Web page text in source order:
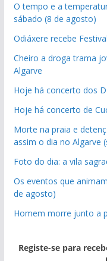
O tempo e a
sábado (8 de agosto)
Odiáxere recebe
Cheiro a droga trama
Algarve
Hoje há concerto dos
Hoje há concerto de
Morte na praia e
assim o dia no Algarve
Foto do dia: a vila
Os eventos que
de agosto)
Homem morre junto a
Registe-se para